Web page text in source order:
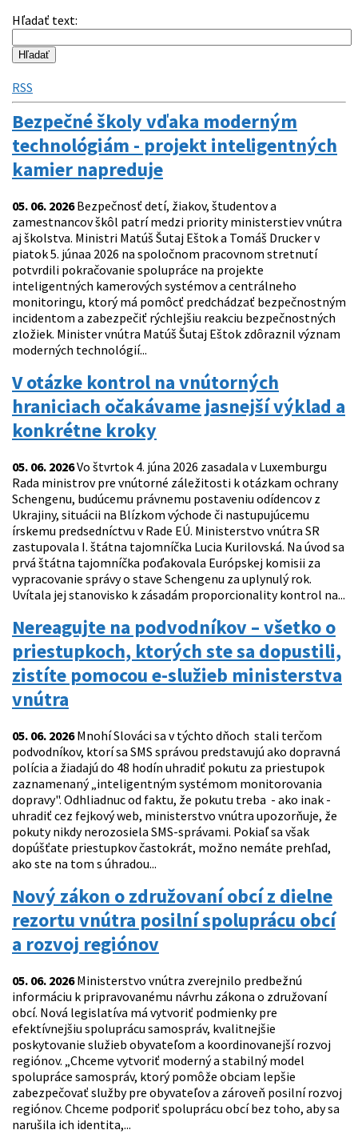
Hľadať text:
RSS
Bezpečné školy vďaka moderným
technológiám - projekt inteligentných
kamier napreduje
05. 06. 2026Bezpečnosť detí, žiakov, študentov a
zamestnancov škôl patrí medzi priority ministerstiev vnútra
aj školstva. Ministri Matúš Šutaj Eštok a Tomáš Drucker v
piatok 5. júnaa 2026 na spoločnom pracovnom stretnutí
potvrdili pokračovanie spolupráce na projekte
inteligentných kamerových systémov a centrálneho
monitoringu, ktorý má pomôcť predchádzať bezpečnostným
incidentom a zabezpečiť rýchlejšiu reakciu bezpečnostných
zložiek. Minister vnútra Matúš Šutaj Eštok zdôraznil význam
moderných technológií...
V otázke kontrol na vnútorných
hraniciach očakávame jasnejší výklad a
konkrétne kroky
05. 06. 2026Vo štvrtok 4. júna 2026 zasadala v Luxemburgu
Rada ministrov pre vnútorné záležitosti k otázkam ochrany
Schengenu, budúcemu právnemu postaveniu odídencov z
Ukrajiny, situácii na Blízkom východe či nastupujúcemu
írskemu predsedníctvu v Rade EÚ. Ministerstvo vnútra SR
zastupovala I. štátna tajomníčka Lucia Kurilovská. Na úvod sa
prvá štátna tajomníčka poďakovala Európskej komisii za
vypracovanie správy o stave Schengenu za uplynulý rok.
Uvítala jej stanovisko k zásadám proporcionality kontrol na...
Nereagujte na podvodníkov – všetko o
priestupkoch, ktorých ste sa dopustili,
zistíte pomocou e-služieb ministerstva
vnútra
05. 06. 2026Mnohí Slováci sa v týchto dňoch stali terčom
podvodníkov, ktorí sa SMS správou predstavujú ako dopravná
polícia a žiadajú do 48 hodín uhradiť pokutu za priestupok
zaznamenaný „inteligentným systémom monitorovania
dopravy". Odhliadnuc od faktu, že pokutu treba - ako inak -
uhradiť cez fejkový web, ministerstvo vnútra upozorňuje, že
pokuty nikdy nerozosiela SMS-správami. Pokiaľ sa však
dopúšťate priestupkov častokrát, možno nemáte prehľad,
ako ste na tom s úhradou...
Nový zákon o združovaní obcí z dielne
rezortu vnútra posilní spoluprácu obcí
a rozvoj regiónov
05. 06. 2026Ministerstvo vnútra zverejnilo predbežnú
informáciu k pripravovanému návrhu zákona o združovaní
obcí. Nová legislatíva má vytvoriť podmienky pre
efektívnejšiu spoluprácu samospráv, kvalitnejšie
poskytovanie služieb obyvateľom a koordinovanejší rozvoj
regiónov. „Chceme vytvoriť moderný a stabilný model
spolupráce samospráv, ktorý pomôže obciam lepšie
zabezpečovať služby pre obyvateľov a zároveň posilní rozvoj
regiónov. Chceme podporiť spoluprácu obcí bez toho, aby sa
narušila ich identita,...